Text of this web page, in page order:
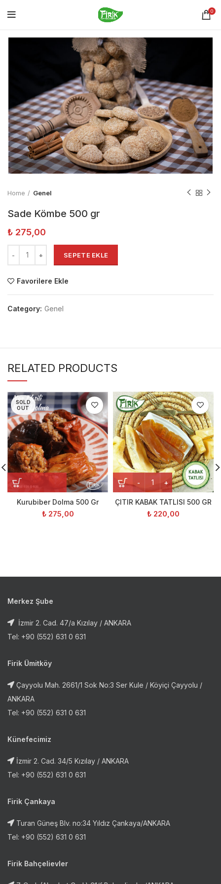
0
Home Genel
Sade Kömbe 500 gr
₺ 275,00
SEPETE EKLE
Favorilere Ekle
Category: Genel
RELATED PRODUCTS
SOLD
OUT
Kurubiber Dolma 500 Gr
₺275,00
ÇITIR KABAK TATLISI 500 GR
₺ 220,00
Merkez Şube
İzmir 2. Cad. 47/a Kızılay / ANKARA
Tel: +90 (552) 631 0 631
Firik Ümitköy
Çayyolu Mah. 2661/1 Sok No:3 Ser Kule / Köyiçi Çayyolu /
ANKARA
Tel: +90 (552) 631 0 631
Künefecimiz
İzmir 2. Cad. 34/5 Kızılay / ANKARA
Tel: +90 (552) 631 0 631
Firik Çankaya
Turan Güneş Blv. no:34 Yıldız Çankaya/ANKARA
Tel: +90 (552) 631 0 631
Firik Bahçelievler